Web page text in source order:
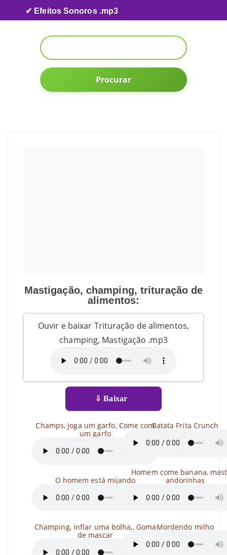
Skip to content
✔ Efeitos Sonoros .mp3
Procurar
Mastigação, champing, trituração de
alimentos:
Ouvir e baixar Trituração de alimentos,
champing, Mastigação .mp3
⇓ Baixar
Champs, joga um garfo, Come com
um garfo
O homem está mijando
Champing, inflar uma bolha,, Goma
de mascar
Batata Frita Crunch
Homem come banana,
andorinhas
Mordendo milho